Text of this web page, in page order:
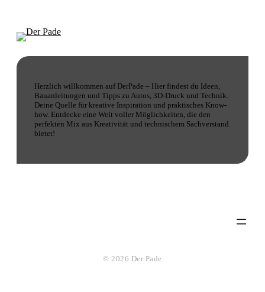
Herzlich willkommen auf DerPade – Hier findest du Ideen,
Bauanleitungen und Tipps zu Autos, 3D-Druck und Technik.
Deine Quelle für kreative Inspiration und praktisches Know-
how. Entdecke eine Welt voller Möglichkeiten, die den
perfekten Mix aus Kreativität und technischem Sachverstand
bietet!
© 2026 Der Pade